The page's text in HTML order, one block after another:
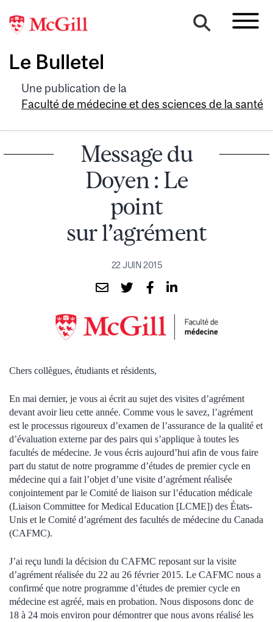
Le Bulletel
Une publication de la
Faculté de médecine et des sciences de la santé
Message du
Doyen : Le
point
sur l’agrément
22 JUIN 2015
Chers collègues, étudiants et résidents,
En mai dernier, je vous ai écrit au sujet des visites d’agrément
devant avoir lieu cette année. Comme vous le savez, l’agrément
est le processus rigoureux d’examen de l’assurance de la qualité et
d’évaluation externe par des pairs qui s’applique à toutes les
facultés de médecine. Je vous écris aujourd’hui afin de vous faire
part du statut de notre programme d’études de premier cycle en
médecine qui a fait l’objet d’une visite d’agrément réalisée
conjointement par le Comité de liaison sur l’éducation médicale
(Liaison Committee for Medical Education [LCME]) des États-
Unis et le Comité d’agrément des facultés de médecine du Canada
(CAFMC).
J’ai reçu lundi la décision du CAFMC reposant sur la visite
d’agrément réalisée du 22 au 26 février 2015. Le CAFMC nous a
confirmé que notre programme d’études de premier cycle en
médecine est agréé, mais en probation. Nous disposons donc de
18 à 24 mois environ pour démontrer que nous avons réalisé les